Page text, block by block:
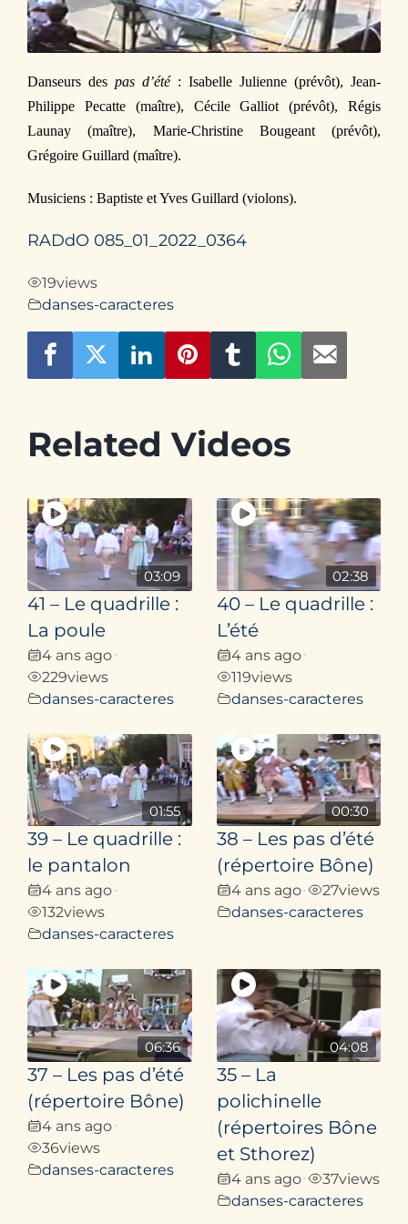
Contact
Danseurs des pas d’été : Isabelle Julienne (prévôt), Jean-
Philippe Pecatte (maître), Cécile Galliot (prévôt), Régis
Launay (maître), Marie-Christine Bougeant (prévôt),
Grégoire Guillard (maître).
Musiciens : Baptiste et Yves Guillard (violons).
RADdO 085_01_2022_0364
19views
danses-caracteres
Related Videos
03:09
41 – Le quadrille :
La poule
4 ans ago•
229views
danses-caracteres
02:38
40 – Le quadrille :
L’été
4 ans ago•
119views
danses-caracteres
01:55
39 – Le quadrille :
le pantalon
4 ans ago•
132views
danses-caracteres
00:30
38 – Les pas d’été
(répertoire Bône)
4 ans ago• 27views
danses-caracteres
06:36
37 – Les pas d’été
(répertoire Bône)
4 ans ago•
36views
danses-caracteres
04:08
35 – La
polichinelle
(répertoires Bône
et Sthorez)
4 ans ago• 37views
danses-caracteres